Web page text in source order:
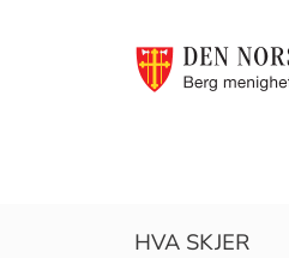
HVA SKJER